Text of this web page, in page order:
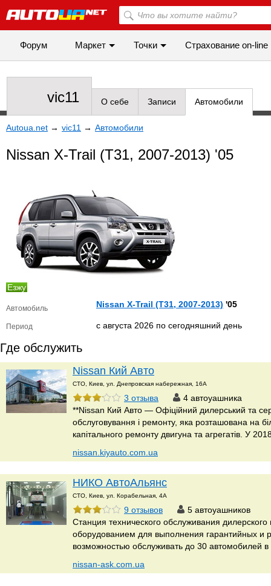
Форум Маркет Точки Cтрахование on-line
vic11 О себе Записи Автомобили
Autoua.net → vic11 → Автомобили
Nissan X-Trail (T31, 2007-2013) '05
Езжу
Автомобиль Nissan X-Trail (T31, 2007-2013) '05
Период с августа 2026 по сегодняшний день
Где обслужить
Nissan Кий Авто
СТО, Киев, ул. Днепровская набережная, 16А
3 отзыва
4 автоуашника
**Nissan Кий Авто — Офіційний дилерський та
обслуговування і ремонту, яка розташована на
капітального ремонту двигуна та агрегатів. У
nissan.kiyauto.com.ua
НИКО АвтоАльянс
СТО, Киев, ул. Корабельная, 4А
9 отзывов
5 автоуашников
Станция технического обслуживания
оборудованием для выполнения гарантийных и
возможностью обслуживать до 30 автомобилей в
nissan-ask.com.ua